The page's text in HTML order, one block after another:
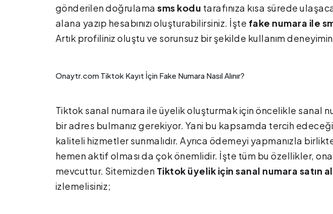
gönderilen doğrulama sms kodu tarafınıza kısa sürede
alana yazıp hesabınızı oluşturabilirsiniz. İşte fake numara ile
Artık profiliniz oluştu ve sorunsuz bir şekilde kullanım
Onaytr.com Tiktok Kayıt İçin Fake Numara Nasıl Alınır?
Tiktok sanal numara ile üyelik oluşturmak için öncelikle sanal
bir adres bulmanız gerekiyor. Yani bu kapsamda tercih
kaliteli hizmetler sunmalıdır. Ayrıca ödemeyi yapmanızla
hemen aktif olması da çok önemlidir. İşte tüm bu özellikler,
mevcuttur. Sitemizden Tiktok üyelik için sanal numara satın
izlemelisiniz;